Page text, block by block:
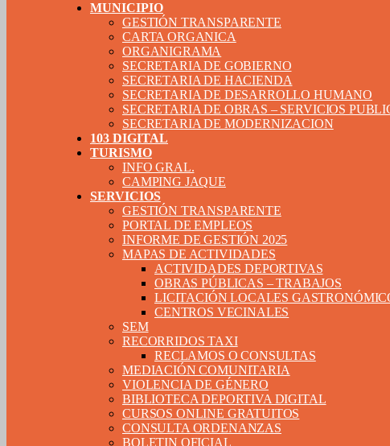
MUNICIPIO
GESTIÓN TRANSPARENTE
CARTA ORGANICA
ORGANIGRAMA
SECRETARIA DE GOBIERNO
SECRETARIA DE HACIENDA
SECRETARIA DE DESARROLLO HUMANO
SECRETARIA DE OBRAS – SERVICIOS
SECRETARIA DE MODERNIZACION
103 DIGITAL
TURISMO
INFO GRAL.
CAMPING JAQUE
SERVICIOS
GESTIÓN TRANSPARENTE
PORTAL DE EMPLEOS
INFORME DE GESTIÓN 2025
MAPAS DE ACTIVIDADES
ACTIVIDADES DEPORTIVAS
OBRAS PÚBLICAS – TRABAJOS
LICITACIÓN LOCALES
CENTROS VECINALES
SEM
RECORRIDOS TAXI
RECLAMOS O CONSULTAS
MEDIACIÓN COMUNITARIA
VIOLENCIA DE GÉNERO
BIBLIOTECA DEPORTIVA DIGITAL
CURSOS ONLINE GRATUITOS
CONSULTA ORDENANZAS
BOLETIN OFICIAL